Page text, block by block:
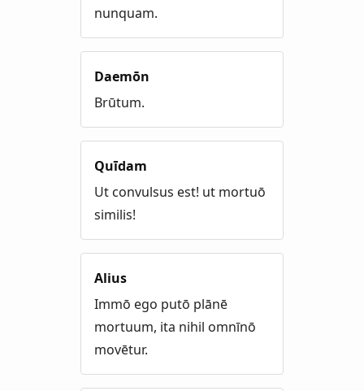
nunquam.
Daemōn
Brūtum.
Quīdam
Ut convulsus est! ut mortuō
similis!
Alius
Immō ego putō plānē
mortuum, ita nihil omnīnō
movētur.